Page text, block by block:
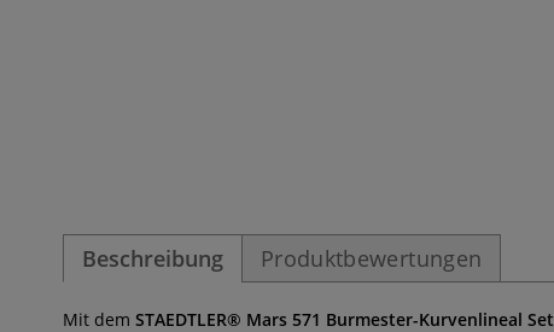
Beschreibung Produktbewertungen
Mit dem STAEDTLER® Mars 571 Burmester-Kurvenlineal Set